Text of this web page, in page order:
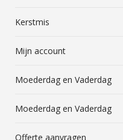
Kerstmis
Mijn account
Moederdag en Vaderdag
Moederdag en Vaderdag
Offerte aanvragen